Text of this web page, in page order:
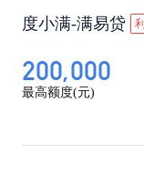
分之五。计算
×0.05%×逾期天
度小满-满易贷
200,000
最高额度(元)